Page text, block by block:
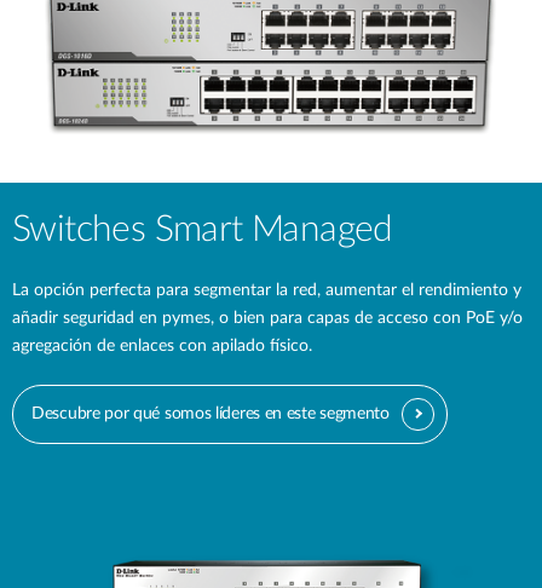
Switches Smart Managed
La opción perfecta para segmentar la red, aumentar el rendimiento y
añadir seguridad en pymes, o bien para capas de acceso con PoE y/o
agregación de enlaces con apilado físico.
Descubre por qué somos líderes en este segmento